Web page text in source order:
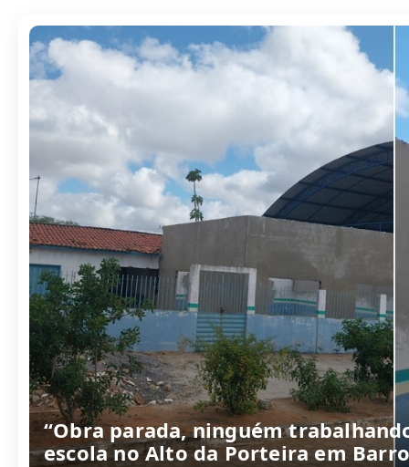
“Obra parada, ninguém
escola no Alto da Porteira em